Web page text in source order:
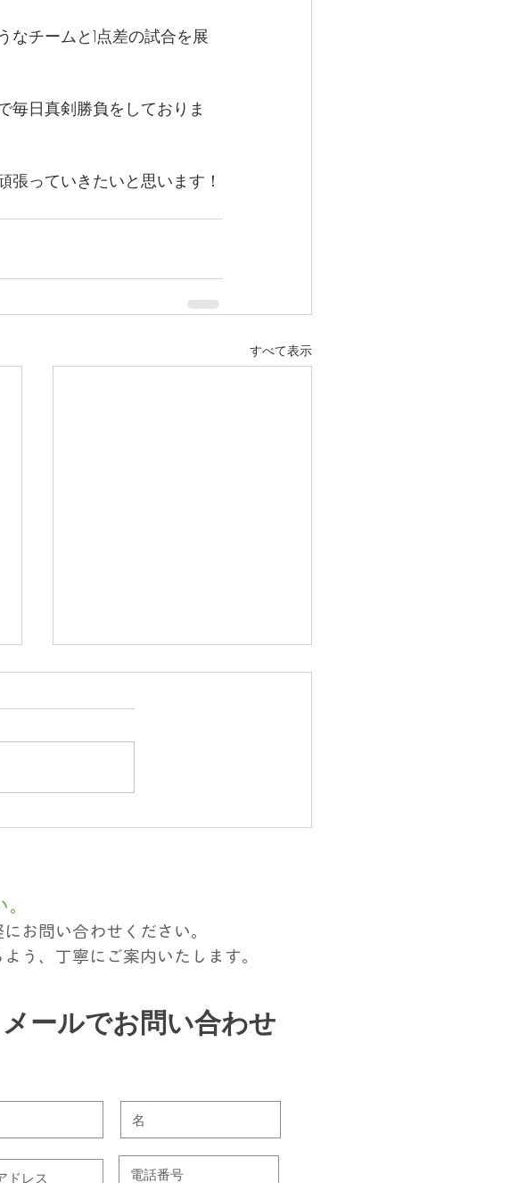
チームと1点差の試合を展
毎日真剣勝負をしておりま
っていきたいと思います！
すべて表示
熊本県内、新卒介護職員募集
お問い合わせください。
う、丁寧にご案内いたします。
​メールでお問い合わせ